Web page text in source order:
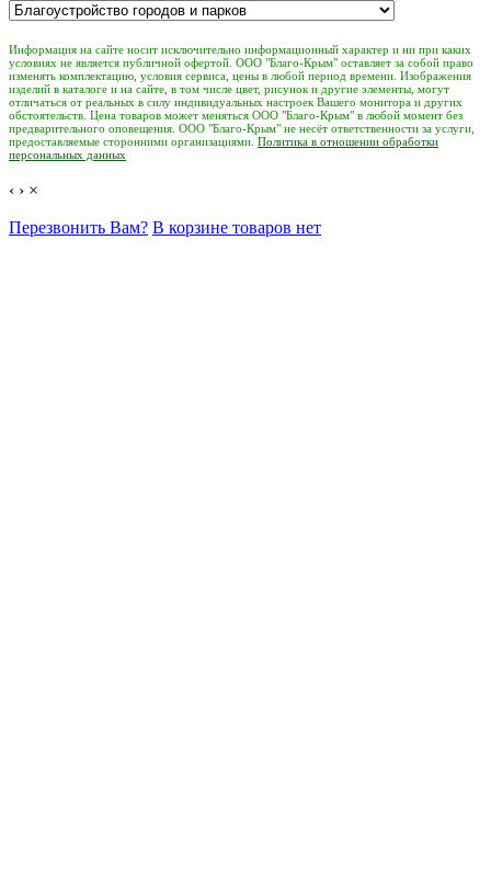
Информация на сайте носит исключительно информационный характер и ни при каких
условиях не является публичной офертой. ООО "Благо-Крым" оставляет за собой право
изменять комплектацию, условия сервиса, цены в любой период времени. Изображения
изделий в каталоге и на сайте, в том числе цвет, рисунок и другие элементы, могут
отличаться от реальных в силу индивидуальных настроек Вашего монитора и других
обстоятельств. Цена товаров может меняться ООО "Благо-Крым" в любой момент без
предварительного оповещения. ООО "Благо-Крым" не несёт ответственности за услуги,
предоставляемые сторонними организациями. Политика в отношении обработки
персональных данных
‹ › ×
Перезвонить Вам? В корзине товаров нет